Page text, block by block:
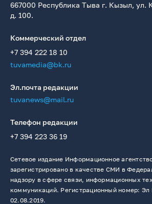
667000 Республика Тыва г. Кызыл, ул.
д. 100.
Коммерческий отдел
+7 394 222 18 10
tuvamedia@bk.ru
Эл.почта редакции
tuvanews@mail.ru
Телефон редакции
+7 394 223 36 19
Сетевое издание Информационное
зарегистрировано в качестве СМИ в
надзору в сфере связи, информационных
коммуникаций. Регистрационный номер:
02.08.2019.